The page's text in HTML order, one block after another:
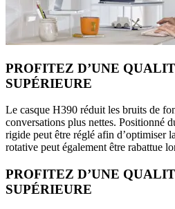
PROFITEZ D’UNE
SUPÉRIEURE
Le casque H390 réduit les bruits de
conversations plus nettes. Positionné
rigide peut être réglé afin d’optimiser
rotative peut également être rabattue
PROFITEZ D’UNE
SUPÉRIEURE